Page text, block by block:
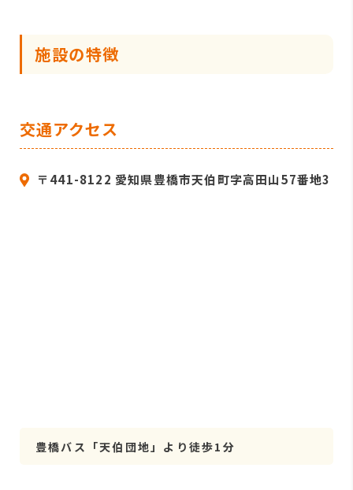
施設の特徴
交通アクセス
〒441-8122 愛知県豊橋市天伯町字高田山57番地3
豊橋バス「天伯団地」より徒歩1分